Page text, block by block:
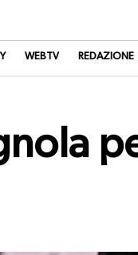
WEBTV REDAZIONE